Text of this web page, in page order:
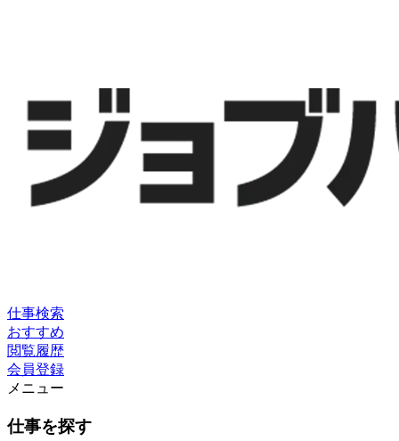
仕事検索
おすすめ
閲覧履歴
会員登録
メニュー
仕事を探す